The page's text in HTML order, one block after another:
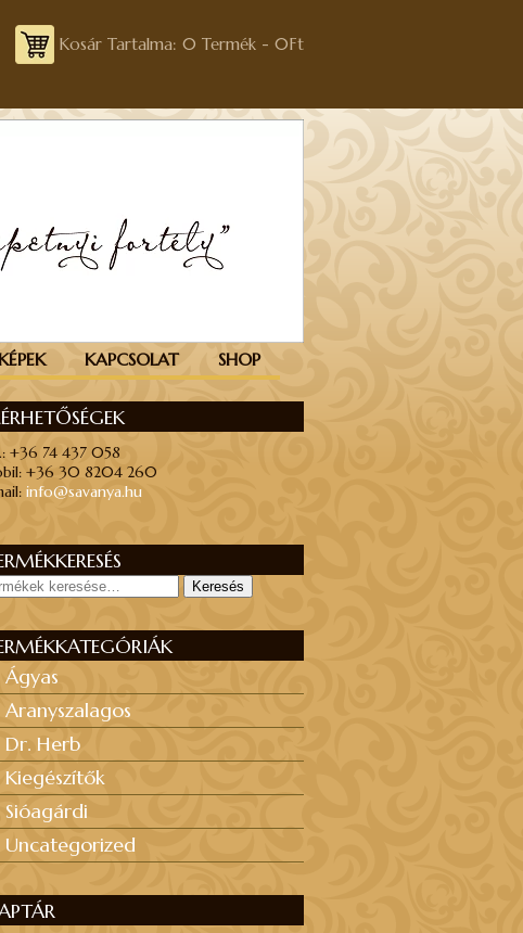
Kosár Tartalma: 0 Termék - 0Ft
KAPCSOLAT SHOP
+36 74 437 058
+36 30 8204 260
info@savanya.hu
Keresés
Ágyas
Aranyszalagos
Dr. Herb
Kiegészítők
Sióagárdi
Uncategorized